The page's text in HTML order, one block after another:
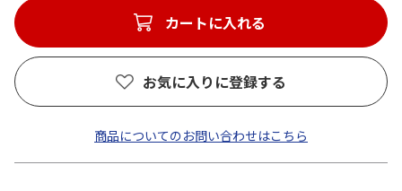
カートに入れる
お気に入りに登録する
商品についてのお問い合わせはこちら